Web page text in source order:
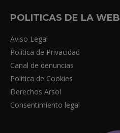
POLITICAS DE LA WEB
Aviso Legal
Política de Privacidad
Canal de denuncias
Política de Cookies
Derechos Arsol
Consentimiento legal